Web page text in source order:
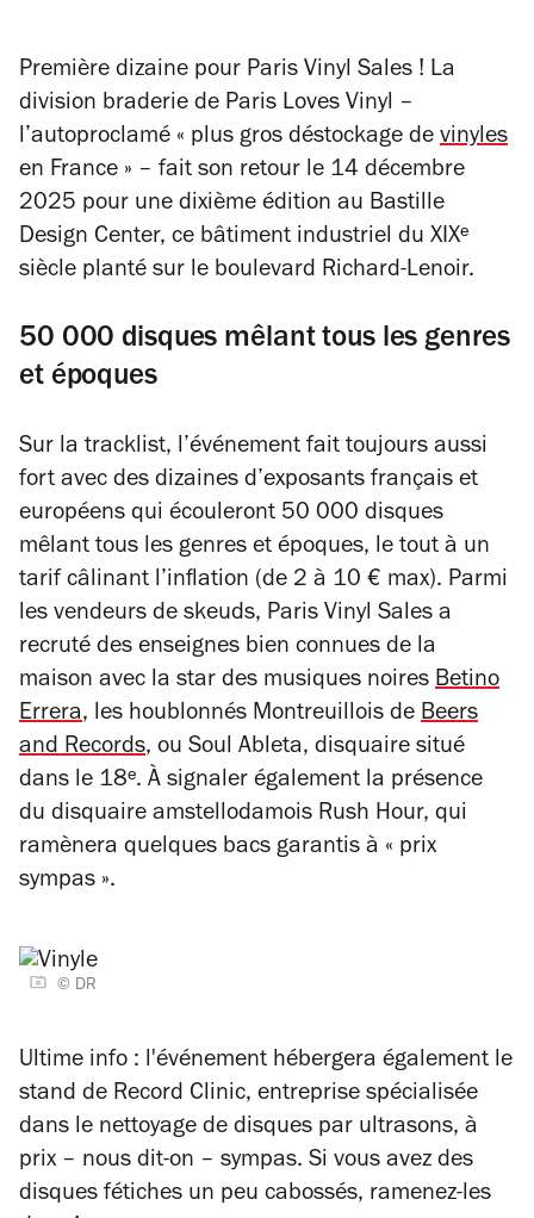
Première dizaine pour Paris Vinyl Sales ! La
division braderie de Paris Loves Vinyl –
l’autoproclamé « plus gros déstockage de vinyles
en France » – fait son retour le 14 décembre
2025 pour une dixième édition au Bastille
Design Center, ce bâtiment industriel du XIXᵉ
siècle planté sur le boulevard Richard-Lenoir.
50 000 disques mêlant tous les genres
et époques
Sur la tracklist, l’événement fait toujours aussi
fort avec des dizaines d’exposants français et
européens qui écouleront 50 000 disques
mêlant tous les genres et époques, le tout à un
tarif câlinant l’inflation (de 2 à 10 € max). Parmi
les vendeurs de skeuds, Paris Vinyl Sales a
recruté des enseignes bien connues de la
maison avec la star des musiques noires Betino
Errera, les houblonnés Montreuillois de Beers
and Records, ou Soul Ableta, disquaire situé
dans le 18ᵉ. À signaler également la présence
du disquaire amstellodamois Rush Hour, qui
ramènera quelques bacs garantis à « prix
sympas ».
© DR
Ultime info : l'événement hébergera également le
stand de Record Clinic, entreprise spécialisée
dans le nettoyage de disques par ultrasons, à
prix – nous dit-on – sympas. Si vous avez des
disques fétiches un peu cabossés, ramenez-les